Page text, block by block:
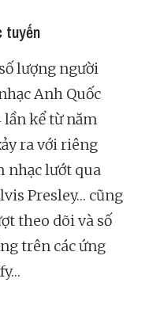
tuyến
lượng người
Anh Quốc
lần kể từ năm
ra với riêng
nhạc lướt qua
Presley… cũng
theo dõi và số
trên các ứng